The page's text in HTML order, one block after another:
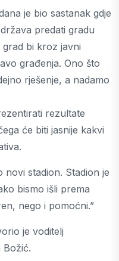
je bio sastanak gdje
predati gradu
bi kroz javni
građenja. Ono što
rješenje, a nadamo
rezultate
će biti jasnije kakvi
novi stadion. Stadion je
bismo išli prema
nego i pomoćni.”
je voditelj